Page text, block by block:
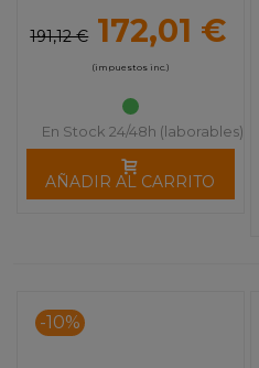
191,12 € 172,01 €
(impuestos inc.)
En Stock 24/48h (laborables)
AÑADIR AL CARRITO
-10%